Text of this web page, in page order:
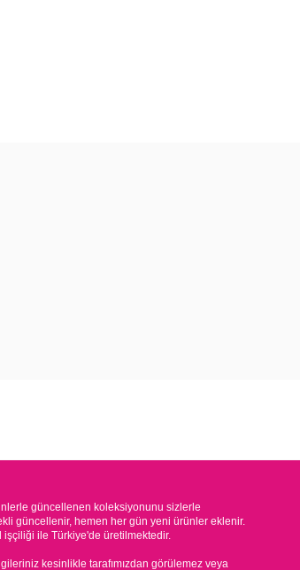
güncellenen koleksiyonunu sizlerle
güncellenir, hemen her gün yeni ürünler eklenir.
ile Türkiye'de üretilmektedir.
kesinlikle tarafımızdan görülemez veya